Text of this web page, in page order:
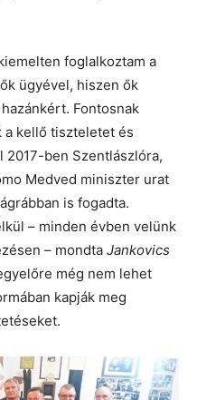
foglalkoztam a
ügyével, hiszen ők
Fontosnak
a kellő tiszteletet és
2017-ben Szentlászlóra,
Medved miniszter urat
is fogadta.
– minden évben velünk
– mondta Jankovics
még nem lehet
kapják meg